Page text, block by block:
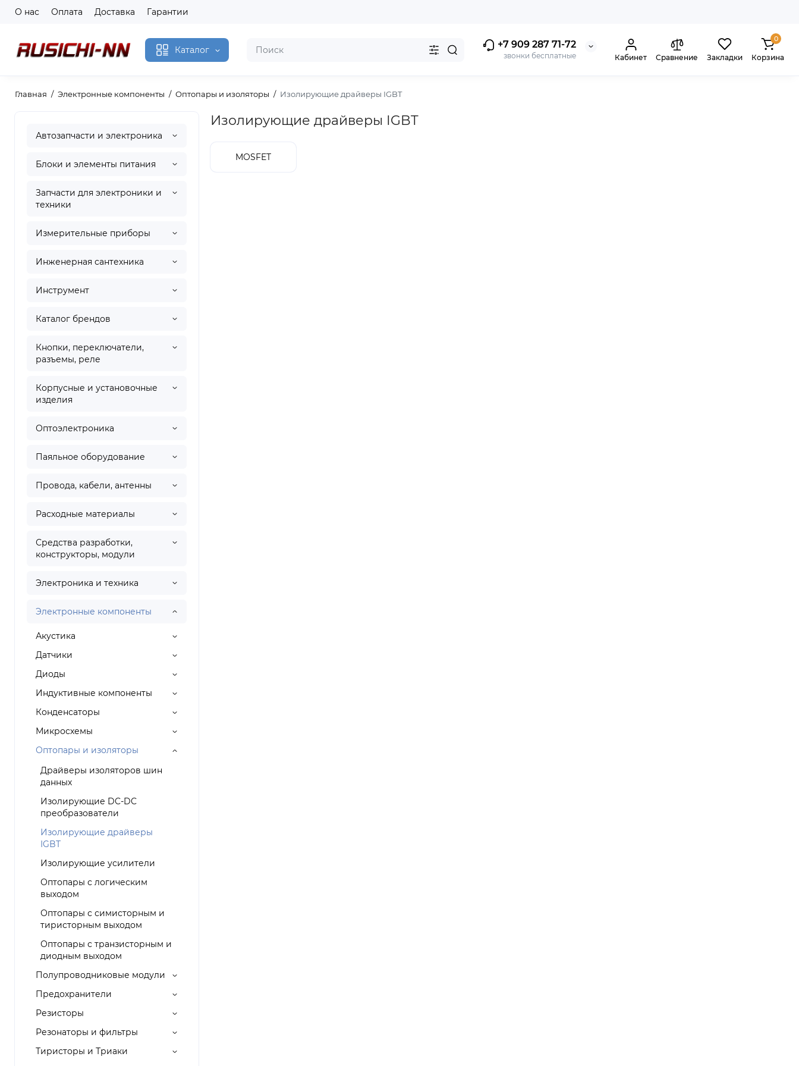
О нас Оплата Доставка Гарантии
Каталог +7 909 287 71-72
звонки бесплатные Кабинет Сравнение Закладки
0
Корзина
Главная Электронные компоненты Оптопары и изоляторы Изолирующие драйверы IGBT
Автозапчасти и электроника
Блоки и элементы питания
Запчасти для электроники и
техники
Измерительные приборы
Инженерная сантехника
Инструмент
Каталог брендов
Кнопки, переключатели,
разъемы, реле
Корпусные и установочные
изделия
Оптоэлектроника
Паяльное оборудование
Провода, кабели, антенны
Расходные материалы
Средства разработки,
конструкторы, модули
Электроника и техника
Электронные компоненты
Акустика
Датчики
Диоды
Индуктивные компоненты
Конденсаторы
Микросхемы
Оптопары и изоляторы
Драйверы изоляторов шин
данных
Изолирующие DC-DC
преобразователи
Изолирующие драйверы
IGBT
Изолирующие усилители
Оптопары с логическим
выходом
Оптопары с симисторным и
тиристорным выходом
Оптопары с транзисторным и
диодным выходом
Полупроводниковые модули
Предохранители
Резисторы
Резонаторы и фильтры
Тиристоры и Триаки
Изолирующие драйверы IGBT
MOSFET